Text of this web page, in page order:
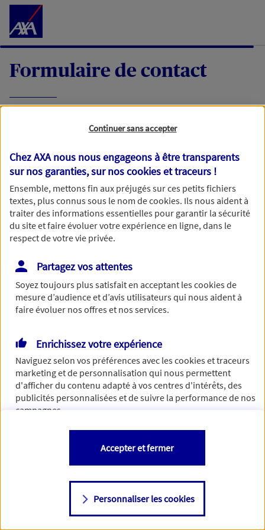
Accéder au Contenu
Formulaire de contact
demande, nous vous répondrons dans les
meilleurs délais par mail ou par téléphone.
Votre message :
Vous disposez de droits sur les informations vous concernant. Pour
plus d’informations,cliquez ici.
Continuer sans accepter
Chez AXA nous nous engageons à être transparents
sur nos garanties, sur noscookies et traceurs !
Ensemble, mettons fin aux préjugés sur ces petits fichiers
textes, plus connus sous le nom decookies. Ils nous aident à
traiter des informations essentielles pour garantir la sécurité
du site et faire évoluer votre expérience en ligne, dans le
respect de votre vie privée.
Partagez vos attentes
Soyez toujours plus satisfait en acceptant lescookiesde
mesure d’audience et d’avis utilisateurs qui nous aident à
faire évoluer nos offres et nos services.
Enrichissez votre expérience
Naviguez selon vos préférences avec lescookies et traceurs
marketing et de personnalisation qui nous permettent
d'afficher du contenu adapté à vos centres d'intérêts, des
publicités personnalisées et de suivre la performance de nos
campagnes.
Vous êtes libre de les accepter, de les refuser comme de
changer d'avis à tout moment en allant sur
Consulter notre politique decookies
Personnaliser les cookies
Accepter et fermer